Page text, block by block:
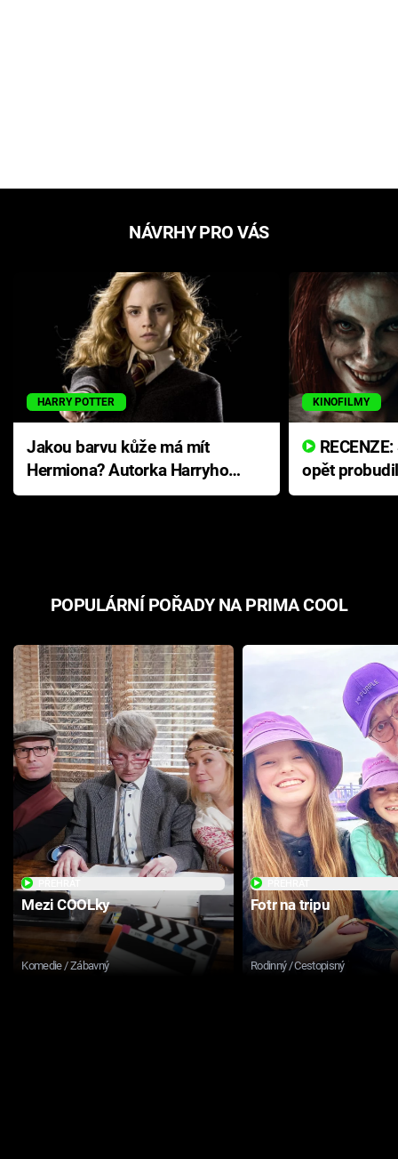
NÁVRHY PRO VÁS
HARRY POTTER
Jakou barvu kůže má mít
Hermiona? Autorka Harryho
Pottera přišla s ráznou
KINOFILMY
opět
přichází s
POPULÁRNÍ POŘADY NA PRIMA COOL
Mezi COOLky
Komedie / Zábavný
Fotr na tripu
Rodinný / Cestopisný